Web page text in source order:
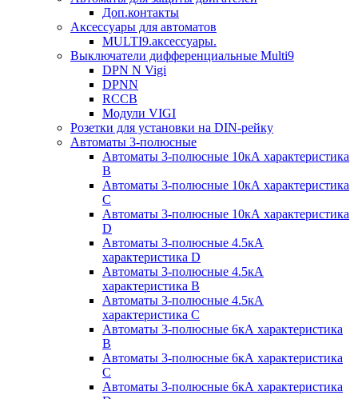
Доп.контакты
Аксессуары для автоматов
MULTI9.аксессуары.
Выключатели дифференциальные Multi9
DPN N Vigi
DPNN
RCCB
Модули VIGI
Розетки для установки на DIN-рейку
Автоматы 3-полюсные
Автоматы 3-полюсные 10кА характеристика
B
Автоматы 3-полюсные 10кА характеристика
C
Автоматы 3-полюсные 10кА характеристика
D
Автоматы 3-полюсные 4.5кА
характеристика D
Автоматы 3-полюсные 4.5кА
характеристика В
Автоматы 3-полюсные 4.5кА
характеристика С
Автоматы 3-полюсные 6кА характеристика
B
Автоматы 3-полюсные 6кА характеристика
C
Автоматы 3-полюсные 6кА характеристика